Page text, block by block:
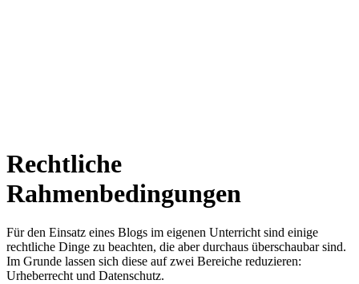
Rechtliche
Rahmenbedingungen
Für den Einsatz eines Blogs im eigenen Unterricht sind einige
rechtliche Dinge zu beachten, die aber durchaus überschaubar sind.
Im Grunde lassen sich diese auf zwei Bereiche reduzieren:
Urheberrecht und Datenschutz.